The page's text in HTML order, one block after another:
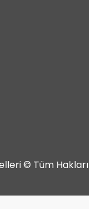
© Tüm Hakları